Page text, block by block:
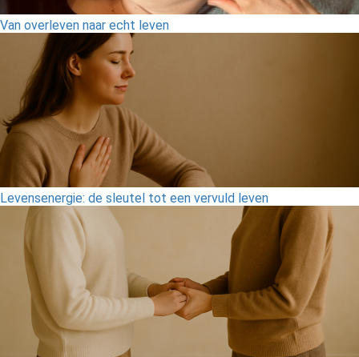
Van overleven naar echt leven
Levensenergie: de sleutel tot een vervuld leven